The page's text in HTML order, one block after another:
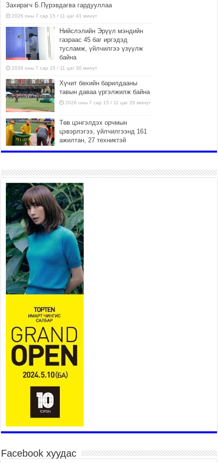
Захирагч Б.Пүрэвдагва гардууллаа
2026 оны 7 сар 15 / 11 цаг 41 минут
Нийслэлийн Эрүүл мэндийн
газраас 45 баг иргэдэд
тусламж, үйлчилгээ үзүүлж
байна
2026 оны 7 сар 15 / 11 цаг 30 минут
Хүчит бөхийн барилдааны
тавын даваа үргэлжилж байна
2026 оны 7 сар 15 / 11 цаг 26 минут
Төв цэнгэлдэх орчмын
цэвэрлэгээ, үйлчилгээнд 161
ажилтан, 27 техниктэй
Наадмын амралтын өдрүүдэд
нийслэлийн эрүүл мэндийн
байгууллагууд дараах
хуваарийн дагуу ажиллана
2026 оны 7 сар 15 / 11 цаг 18 минут
Үндэсний их баяр наадам
эхэллээ
2026 оны 7 сар 15 / 11 цаг 14 минут
Үер усны аюулаас сэргийлж, нийслэлийн Онцгой
байдлын газрын 162 алба хаагч үүрэг гүйцэтгэж
байна
2026 оны 7 сар 15 / 11 цаг 07 минут
Үндэсний их сурын харваанд 850 харваач цэц
мэргэнээ сорьж байна
2026 оны 7 сар 15 / 11 цаг 03 минут
Төв цэнгэлдэхийн эргэн тойронд
2026 оны 7 сар 15 / 10 цаг 58 минут
Үндэсний их баяр наадмын шагайн харваа
насанд хүрэгчдийн багийн харваагаар
үргэлжилж байна
2026 оны 7 сар 15 / 10 цаг 52 минут
Үндэсний их баяр наадмын хүчит бөхийн
барилдаан эхэллээ
2026 оны 7 сар 15 / 10 цаг 46 минут
Үндэсний хувцасны өдрийг тохиолдуулан
“Дээлтэй монгол наадам” боллоо
Facebook хуудас